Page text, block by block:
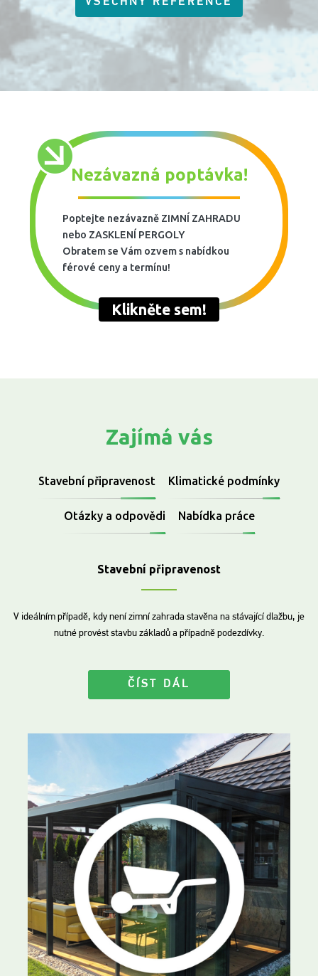
Nezávazná poptávka!
Poptejte nezávazně ZIMNÍ ZAHRADU
nebo ZASKLENÍ PERGOLY
Obratem se Vám ozvem s nabídkou
férové ceny a termínu!
Klikněte sem!
Zajímá vás
Stavební připravenost Klimatické podmínky
Otázky a odpovědi Nabídka práce
Stavební připravenost
V ideálním případě, kdy není zimní zahrada stavěna na stávající dlažbu, je
nutné provést stavbu základů a případně podezdívky.
ČÍST DÁL